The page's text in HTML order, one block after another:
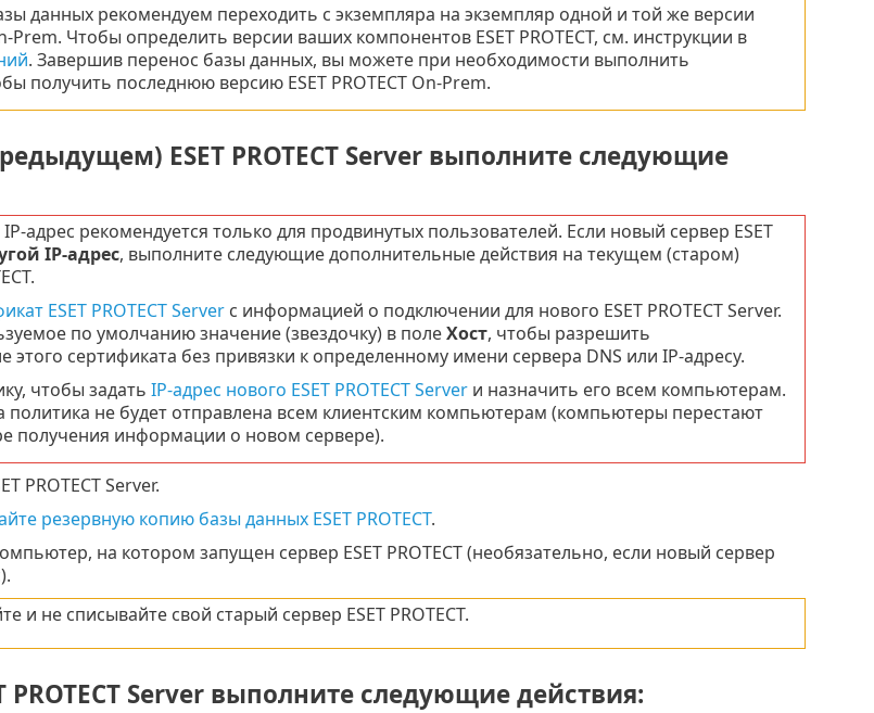
данных рекомендуем переходить с экземпляра на экземпляр одной и той же версии
Prem. Чтобы определить версии ваших компонентов ESET PROTECT, см. инструкции в
. Завершив перенос базы данных, вы можете при необходимости выполнить
получить последнюю версию ESET PROTECT On-Prem.
ESET PROTECT Server выполните следующие
адрес рекомендуется только для продвинутых пользователей. Если новый сервер ESET
IP-адрес, выполните следующие дополнительные действия на текущем (старом)
ESET PROTECT Serverс информацией о подключении для нового ESET PROTECT Server.
по умолчанию значение (звездочку) в полеХост, чтобы разрешить
этого сертификата без привязки к определенному имени сервера DNS или IP-адресу.
чтобы задать IP-адрес нового ESET PROTECT Serverи назначить его всем компьютерам.
политика не будет отправлена всем клиентским компьютерам (компьютеры перестают
получения информации о новом сервере).
PROTECT Server.
резервную копию базы данных ESET PROTECT.
на котором запущен сервер ESET PROTECT (необязательно, если новый сервер
и не списывайте свой старый сервер ESET PROTECT.
PROTECT Server выполните следующие действия: